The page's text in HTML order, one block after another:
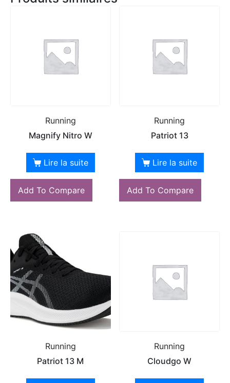
Running
Magnify Nitro W
Lire la suite
Add To Compare
Running
Patriot 13
Lire la suite
Add To Compare
Running
Patriot 13 M
Running
Cloudgo W